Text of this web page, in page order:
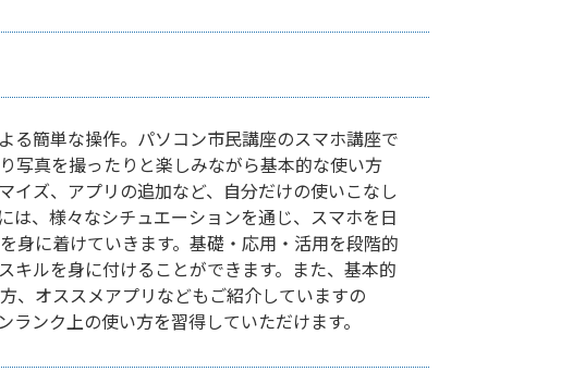
る簡単な操作。パソコン市民講座のスマホ講座で
写真を撮ったりと楽しみながら基本的な使い方
イズ、アプリの追加など、自分だけの使いこなし
は、様々なシチュエーションを通じ、スマホを日
身に着けていきます。基礎・応用・活用を段階的
キルを身に付けることができます。また、基本的
、オススメアプリなどもご紹介していますの
ンク上の使い方を習得していただけます。